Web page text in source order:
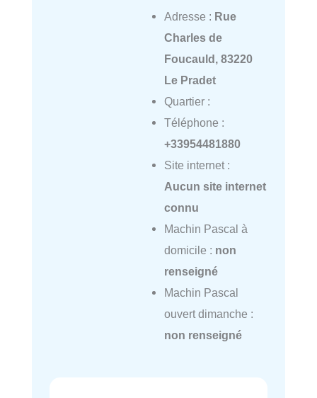
Adresse : Rue
Charles de
Foucauld, 83220
Le Pradet
Quartier :
Téléphone :
+33954481880
Site internet :
Aucun site internet
connu
Machin Pascal à
domicile : non
renseigné
Machin Pascal
ouvert dimanche :
non renseigné